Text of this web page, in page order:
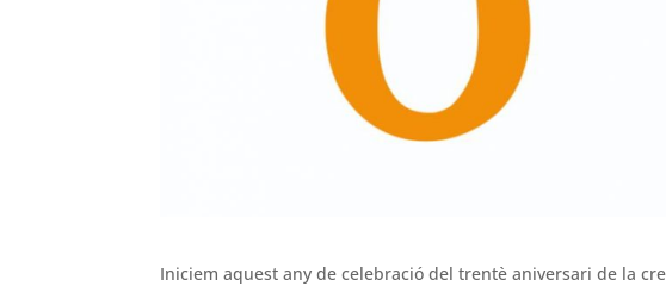
Iniciem aquest any de celebració del trentè aniversari de la